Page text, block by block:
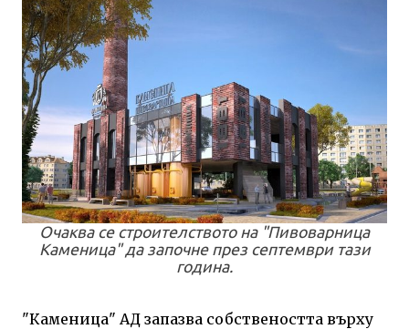
Очаква се строителството на "Пивоварница
Каменица" да започне през септември тази
година.
"Каменица" АД запазва собствеността върху